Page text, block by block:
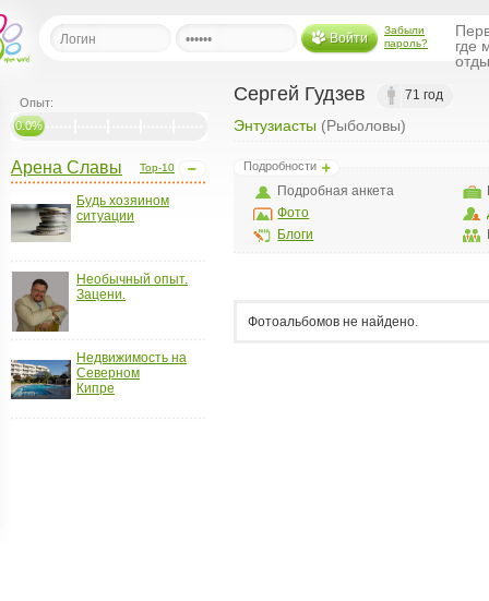
Войти
Забыли
пароль?
где
друзей
Опыт:
0.0%
Top-10
Арена Славы
Будь хозяином
ситуации
Необычный опыт.
Зацени.
Недвижимость на
Северном
Кипре
Cергей Гудзев 71 год
Энтузиасты (Рыболовы)
Подробности
Подробная анкета
Фото
Блоги
Фотоальбомов не найдено.